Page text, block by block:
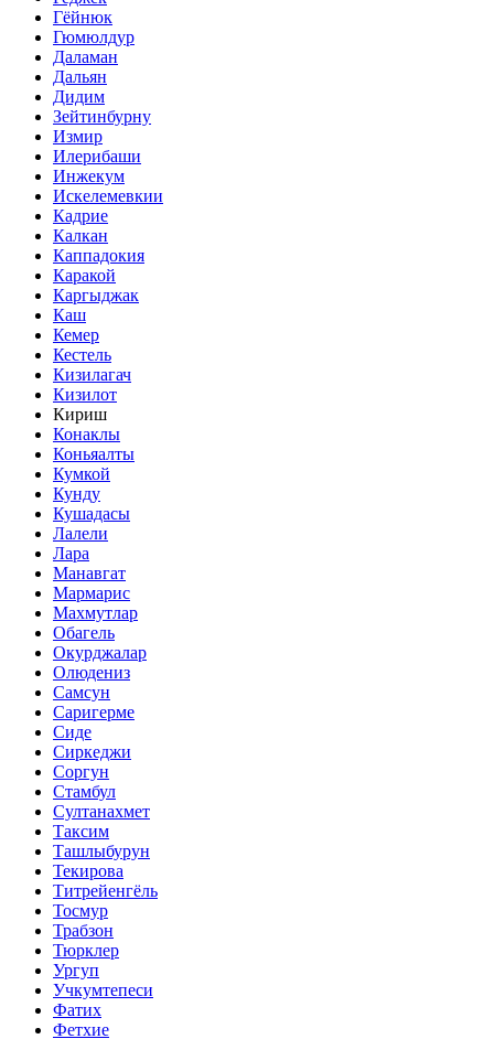
Гёйнюк
Гюмюлдур
Даламан
Дальян
Дидим
Зейтинбурну
Измир
Илерибаши
Инжекум
Искелемевкии
Кадрие
Калкан
Каппадокия
Каракой
Каргыджак
Каш
Кемер
Кестель
Кизилагач
Кизилот
Кириш
Конаклы
Коньяалты
Кумкой
Кунду
Кушадасы
Лалели
Лара
Манавгат
Мармарис
Махмутлар
Обагель
Окурджалар
Олюдениз
Самсун
Саригерме
Сиде
Сиркеджи
Соргун
Стамбул
Султанахмет
Таксим
Ташлыбурун
Текирова
Титрейенгёль
Тосмур
Трабзон
Тюрклер
Ургуп
Учкумтепеси
Фатих
Фетхие